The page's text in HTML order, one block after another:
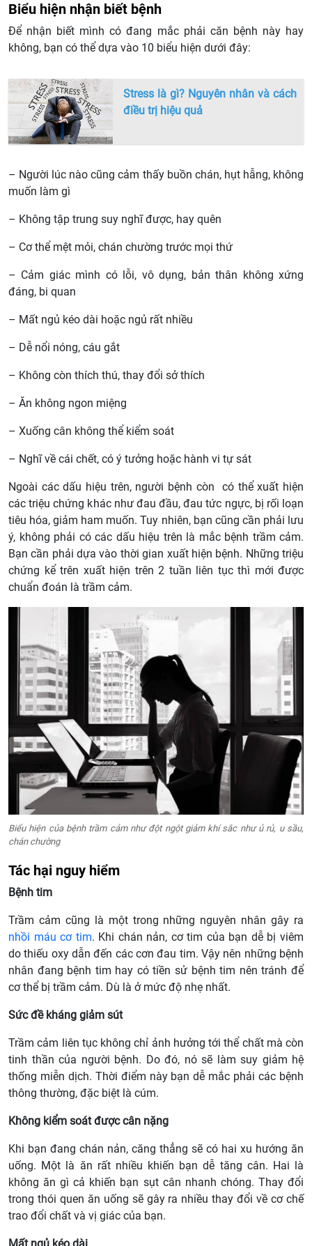
Biểu hiện nhận biết bệnh
Để nhận biết mình có đang mắc phải căn bệnh này hay
không, bạn có thể dựa vào 10 biểu hiện dưới đây:
Stress là gì? Nguyên nhân và cách
điều trị hiệu quả
– Người lúc nào cũng cảm thấy buồn chán, hụt hẫng, không
muốn làm gì
– Không tập trung suy nghĩ được, hay quên
– Cơ thể mệt mỏi, chán chường trước mọi thứ
– Cảm giác mình có lỗi, vô dụng, bản thân không xứng
đáng, bi quan
– Mất ngủ kéo dài hoặc ngủ rất nhiều
– Dễ nổi nóng, cáu gắt
– Không còn thích thú, thay đổi sở thích
– Ăn không ngon miệng
– Xuống cân không thể kiểm soát
– Nghĩ về cái chết, có ý tưởng hoặc hành vi tự sát
Ngoài các dấu hiệu trên, người bệnh còn có thể xuất hiện
các triệu chứng khác như đau đầu, đau tức ngực, bị rối loạn
tiêu hóa, giảm ham muốn. Tuy nhiên, bạn cũng cần phải lưu
ý, không phải có các dấu hiệu trên là mắc bệnh trầm cảm.
Bạn cần phải dựa vào thời gian xuất hiện bệnh. Những triệu
chứng kể trên xuất hiện trên 2 tuần liên tục thì mới được
chuẩn đoán là trầm cảm.
Biểu hiện của bệnh trầm cảm như đột ngột giảm khí sắc như ủ rủ, u sầu,
chán chường
Tác hại nguy hiểm
Bệnh tim
Trầm cảm cũng là một trong những nguyên nhân gây ra
nhồi máu cơ tim. Khi chán nản, cơ tim của bạn dễ bị viêm
do thiếu oxy dẫn đến các cơn đau tim. Vậy nên những bệnh
nhân đang bệnh tim hay có tiền sử bệnh tim nên tránh để
cơ thể bị trầm cảm. Dù là ở mức độ nhẹ nhất.
Sức đề kháng giảm sút
Trầm cảm liên tục không chỉ ảnh hưởng tới thể chất mà còn
tinh thần của người bệnh. Do đó, nó sẽ làm suy giảm hệ
thống miễn dịch. Thời điểm này bạn dễ mắc phải các bệnh
thông thường, đặc biệt là cúm.
Không kiểm soát được cân nặng
Khi bạn đang chán nản, căng thẳng sẽ có hai xu hướng ăn
uống. Một là ăn rất nhiều khiến bạn dễ tăng cân. Hai là
không ăn gì cả khiến bạn sụt cân nhanh chóng. Thay đổi
trong thói quen ăn uống sẽ gây ra nhiều thay đổi về cơ chế
trao đổi chất và vị giác của bạn.
Mất ngủ kéo dài